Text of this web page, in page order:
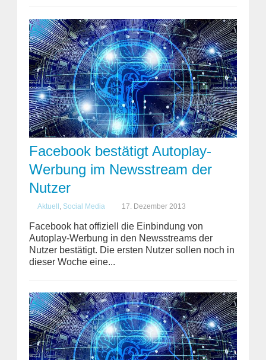
Facebook bestätigt Autoplay-
Werbung im Newsstream der
Nutzer
Aktuell , Social Media 17. Dezember 2013
Facebook hat offiziell die Einbindung von
Autoplay-Werbung in den Newsstreams der
Nutzer bestätigt. Die ersten Nutzer sollen noch in
dieser Woche eine...